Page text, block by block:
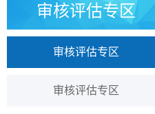
审核评估专区
审核评估专区
审核评估专区